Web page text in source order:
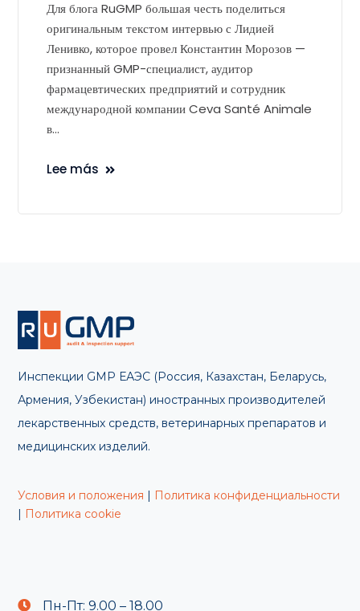
Для блога RuGMP большая честь поделиться
оригинальным текстом интервью с Лидией
Ленивко, которое провел Константин Морозов —
признанный GMP-специалист, аудитор
фармацевтических предприятий и сотрудник
международной компании Ceva Santé Animale
в...
Lee más
Инспекции GMP ЕАЭС (Россия, Казахстан, Беларусь,
Армения, Узбекистан) иностранных производителей
лекарственных средств, ветеринарных препаратов и
медицинских изделий.
Условия и положения | Политика конфиденциальности
| Политика cookie
Пн-Пт: 9.00 – 18.00